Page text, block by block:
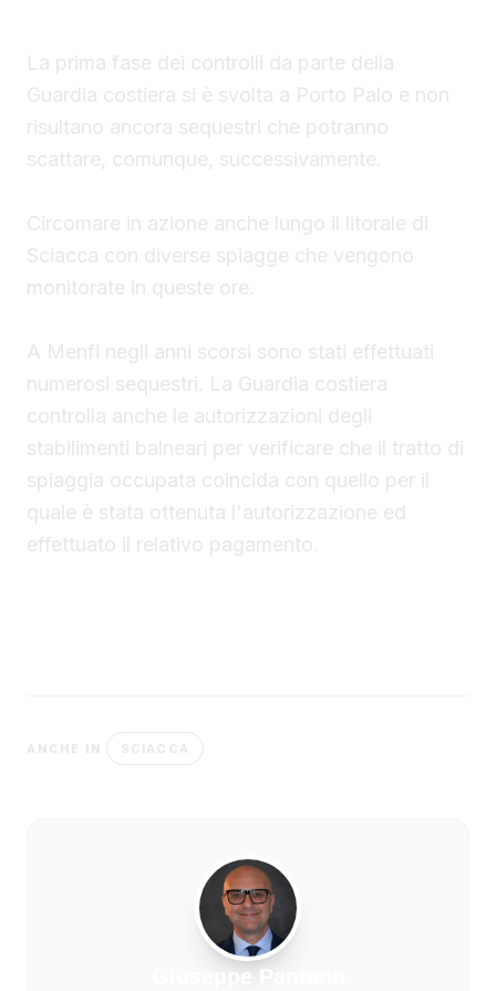
La prima fase dei controlli da parte della
Guardia costiera si è svolta a Porto Palo e non
risultano ancora sequestri che potranno
scattare, comunque, successivamente.
Circomare in azione anche lungo il litorale di
Sciacca con diverse spiagge che vengono
monitorate in queste ore.
A Menfi negli anni scorsi sono stati effettuati
numerosi sequestri. La Guardia costiera
controlla anche le autorizzazioni degli
stabilimenti balneari per verificare che il tratto di
spiaggia occupata coincida con quello per il
quale è stata ottenuta l'autorizzazione ed
effettuato il relativo pagamento.
ANCHE IN SCIACCA
Giuseppe Pantano